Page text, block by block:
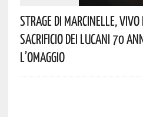
Strage Di Marcinelle, Vivo
Sacrificio Dei Lucani 70
L’omaggio